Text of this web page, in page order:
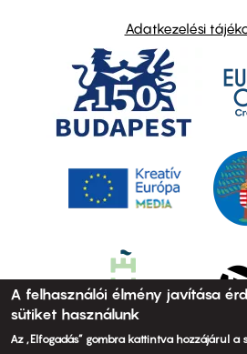
Adatkezelési
A felhasználói élmény javítása
sütiket használunk
Az „Elfogadás” gombra kattintva hozzájárul a